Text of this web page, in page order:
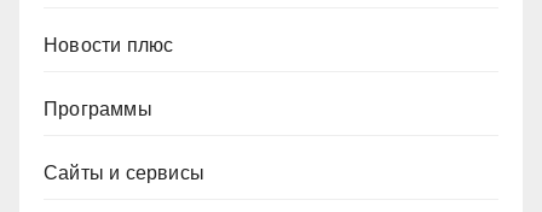
Новости плюс
Программы
Сайты и сервисы